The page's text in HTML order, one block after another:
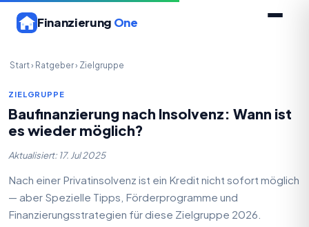
Finanzierung One
Start› Ratgeber› Zielgruppe
ZIELGRUPPE
Baufinanzierung nach Insolvenz: Wann ist
es wieder möglich?
Aktualisiert: 17. Jul 2025
Nach einer Privatinsolvenz ist ein Kredit nicht sofort möglich
— aber Spezielle Tipps, Förderprogramme und
Finanzierungsstrategien für diese Zielgruppe 2026.